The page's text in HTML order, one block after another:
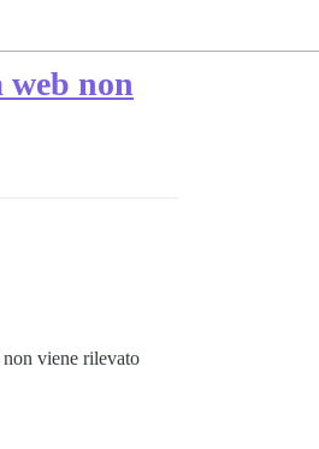
non
non viene rilevato